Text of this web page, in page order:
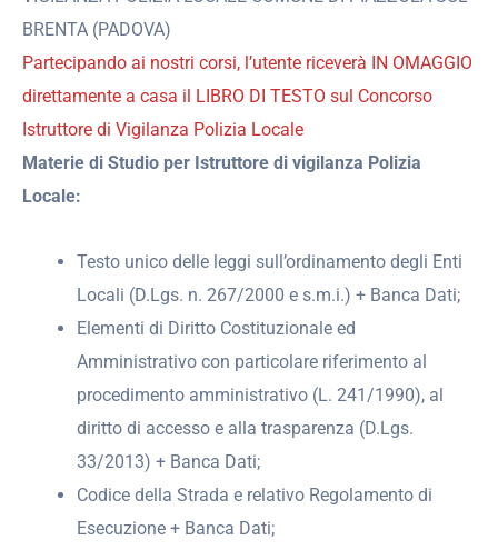
BRENTA (PADOVA)
Partecipando ai nostri corsi, l’utente riceverà IN OMAGGIO
direttamente a casa il LIBRO DI TESTO sul Concorso
Istruttore di Vigilanza Polizia Locale
Materie di Studio per Istruttore di vigilanza Polizia
Locale:
Testo unico delle leggi sull’ordinamento degli Enti
Locali (D.Lgs. n. 267/2000 e s.m.i.) + Banca Dati;
Elementi di Diritto Costituzionale ed
Amministrativo con particolare riferimento al
procedimento amministrativo (L. 241/1990), al
diritto di accesso e alla trasparenza (D.Lgs.
33/2013) + Banca Dati;
Codice della Strada e relativo Regolamento di
Esecuzione + Banca Dati;